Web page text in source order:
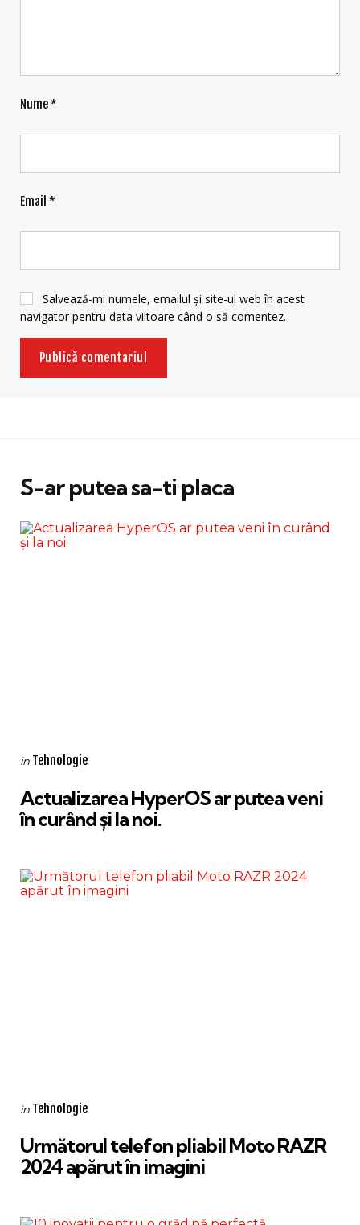
Nume*
Email *
Salvează-mi numele, emailul și site-ul web în acest
navigator pentru data viitoare când o să comentez.
S-ar putea sa-ti placa
Categories
Posted
in Tehnologie
Actualizarea HyperOS ar putea veni
în curând și la noi.
Categories
Posted
in Tehnologie
Următorul telefon pliabil Moto RAZR
2024 apărut în imagini